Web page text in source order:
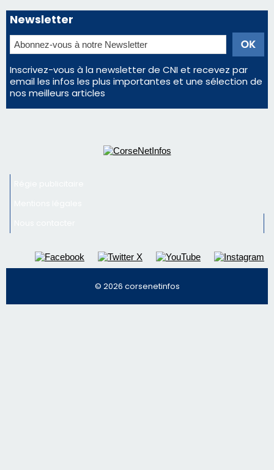
Newsletter
Inscrivez-vous à la newsletter de CNI et recevez par
email les infos les plus importantes et une sélection de
nos meilleurs articles
© 2026 corsenetinfos